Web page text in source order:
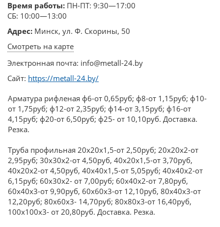
Время работы: ПН-ПТ: 9:30—17:00
СБ: 10:00—13:00
Адрес: Минск, ул. Ф. Скорины, 50
Смотреть на карте
Электронная почта: info@metall-24.by
Сайт: https://metall-24.by/
Арматура рифленая ф6-от 0,65руб; ф8-от 1,15руб; ф10-
от 1,75руб; ф12-от 2,35руб; ф14-от 3,15руб; ф16-от
4,15руб; ф20-от 6,50руб; ф25- от 10,10руб. Доставка.
Резка.
Труба профильная 20х20х1,5-от 2,50руб; 20х20х2-от
2,95руб; 30х30х2-от 4,50руб, 40х20х1,5-от 3,70руб,
40х20х2-от 4,50руб, 40х40х1,5-от 5,05руб; 40х40х2-от
6,15руб; 60х30х2- от 7,00руб; 60х40х2-от 7,80руб,
60х40х3-от 9,90руб, 60х60х3-от 12,10руб, 80х40х3-от
12,20руб; 80х60х3- 14,70руб; 80х80х3-от 16,40руб,
100х100х3- от 20,80руб. Доставка. Резка.